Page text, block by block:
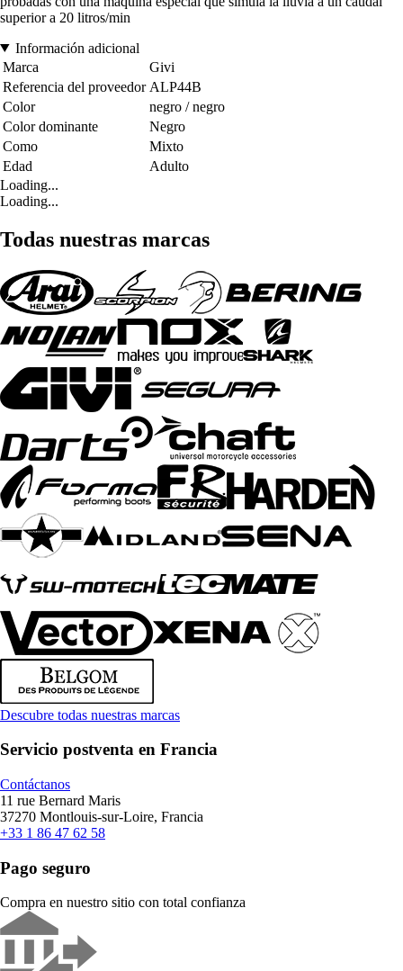
superior a 20 litros/min
Información adicional
Marca
Givi
Referencia del proveedor ALP44B
Color
negro / negro
Color dominante
Negro
Como
Mixto
Edad
Adulto
Loading...
Loading...
Todas nuestras marcas
Descubre todas nuestras marcas
Servicio postventa en Francia
Contáctanos
11 rue Bernard Maris
37270 Montlouis-sur-Loire, Francia
+33 1 86 47 62 58
Pago seguro
Compra en nuestro sitio con total confianza